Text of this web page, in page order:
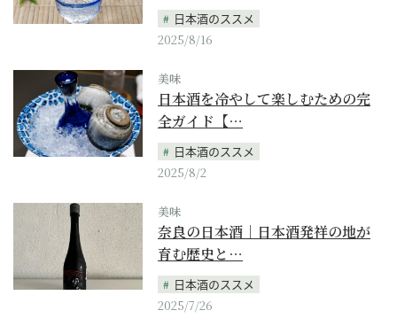
日本酒のススメ
2025/8/16
美味
日本酒を冷やして楽しむための完
全ガイド【…
日本酒のススメ
2025/8/2
美味
奈良の日本酒｜日本酒発祥の地が
育む歴史と…
日本酒のススメ
2025/7/26